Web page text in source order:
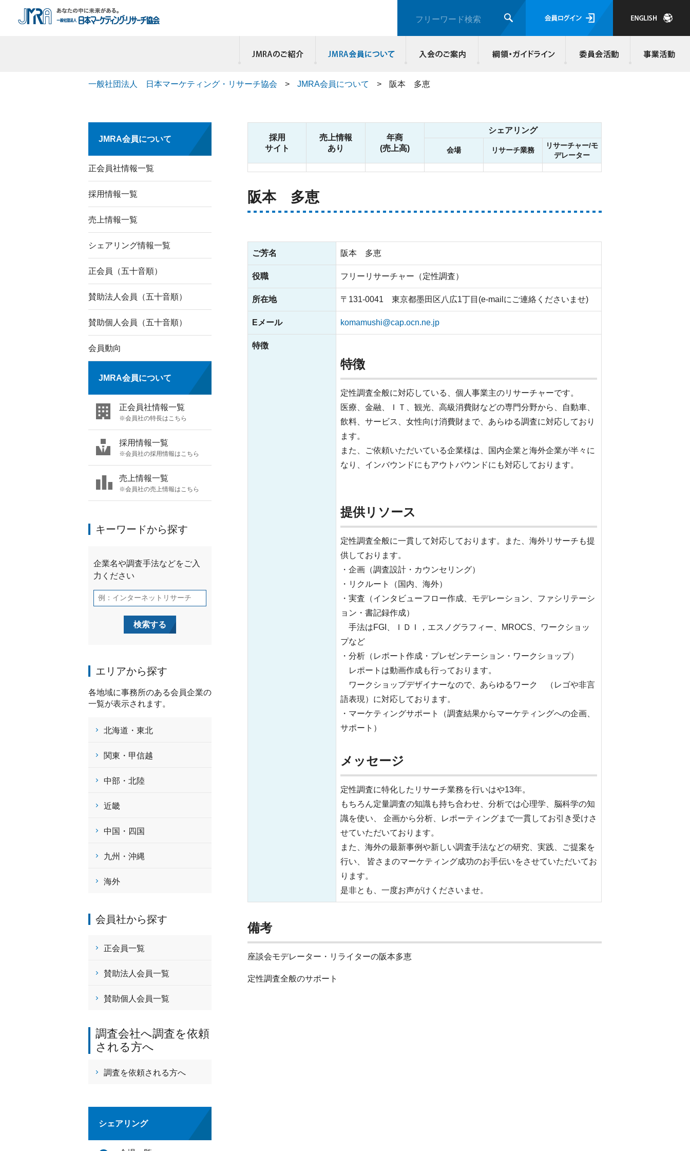
フリーワード検索 会員ログイ
一般社団法人 日本マーケティング・リサーチ協会 > JMRA会員について > 阪本 多恵
採用
サイト
売上情報
あり
年商
(売上高)
シェアリング
会場 リサーチ業務
リサーチャー/モ
デレーター
阪本 多恵
ご芳名 阪本 多恵
役職 フリーリサーチャー（定性調査）
所在地 〒131-0041 東京都墨田区八広1丁目(e-mailにご連絡くださいませ)
Eメール komamushi@cap.ocn.ne.jp
特徴
特徴
定性調査全般に対応している、個人事業主のリサーチャーです。
医療、金融、ＩＴ、観光、高級消費財などの専門分野から、自動車、
飲料、サービス、女性向け消費財まで、あらゆる調査に対応しており
ます。
また、ご依頼いただいている企業様は、国内企業と海外企業が半々に
なり、インバウンドにもアウトバウンドにも対応しております。
提供リソース
定性調査全般に一貫して対応しております。また、海外リサーチも提
供しております。
・企画（調査設計・カウンセリング）
・リクルート（国内、海外）
・実査（インタビューフロー作成、モデレーション、ファシリテーシ
ョン・書記録作成）
手法はFGI、ＩＤＩ，エスノグラフィー、MROCS、ワークショッ
プなど
・分析（レポート作成・プレゼンテーション・ワークショップ）
レポートは動画作成も行っております。
ワークショップデザイナーなので、あらゆるワーク （レゴや非言
語表現）に対応しております。
・マーケティングサポート（調査結果からマーケティングへの企画、
サポート）
メッセージ
定性調査に特化したリサーチ業務を行いはや13年。
もちろん定量調査の知識も持ち合わせ、分析では心理学、脳科学の知
識を使い、 企画から分析、レポーティングまで一貫してお引き受けさ
せていただいております。
また、海外の最新事例や新しい調査手法などの研究、実践、ご提案を
行い、 皆さまのマーケティング成功のお手伝いをさせていただいてお
ります。
是非とも、一度お声がけくださいませ。
備考
座談会モデレーター・リライターの阪本多恵
定性調査全般のサポート
JMRA会員について
正会員社情報一覧
採用情報一覧
売上情報一覧
シェアリング情報一覧
正会員（五十音順）
賛助法人会員（五十音順）
賛助個人会員（五十音順）
会員動向
JMRA会員について
正会員社情報一覧
※会員社の特長はこちら
採用情報一覧
※会員社の採用情報はこちら
売上情報一覧
※会員社の売上情報はこちら
キーワードから探す
エリアから探す
各地域に事務所のある会員企業の
一覧が表示されます。
北海道・東北
関東・甲信越
中部・北陸
近畿
中国・四国
九州・沖縄
海外
会員社から探す
正会員一覧
賛助法人会員一覧
賛助個人会員一覧
調査会社へ調査を依頼
される方へ
調査を依頼される方へ
シェアリング